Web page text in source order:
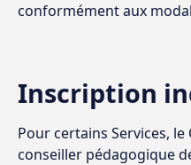
conformément aux
Inscription
Pour certains Services,
conseiller pédagogique